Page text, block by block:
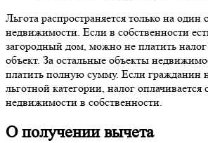
Льгота распространяется только на один
недвижимости. Если в собственности
загородный дом, можно не платить налог
объект. За остальные объекты
платить полную сумму. Если гражданин
льготной категории, налог оплачивается
недвижимости в собственности.
О получении вычета